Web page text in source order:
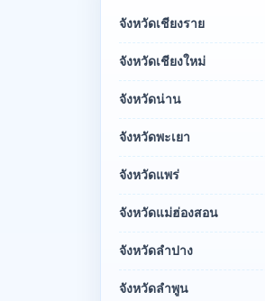
จังหวัดเชียงราย
จังหวัดเชียงใหม่
จังหวัดน่าน
จังหวัดพะเยา
จังหวัดแพร่
จังหวัดแม่ฮ่องสอน
จังหวัดลำปาง
จังหวัดลำพูน